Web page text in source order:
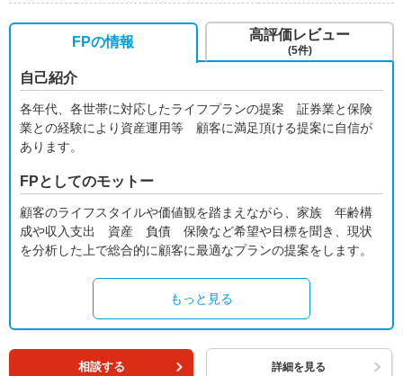
FPの情報
自己紹介
各年代、各世帯に対応したライフプランの提案 証券業と保険
業との経験により資産運用等 顧客に満足頂ける提案に自信が
あります。
FPとしてのモットー
顧客のライフスタイルや価値観を踏まえながら、家族 年齢構
成や収入支出 資産 負債 保険など希望や目標を聞き、現状
を分析した上で総合的に顧客に最適なプランの提案をします。
もっと見る
高評価レビュー
(5件)
相談する 詳細を見る